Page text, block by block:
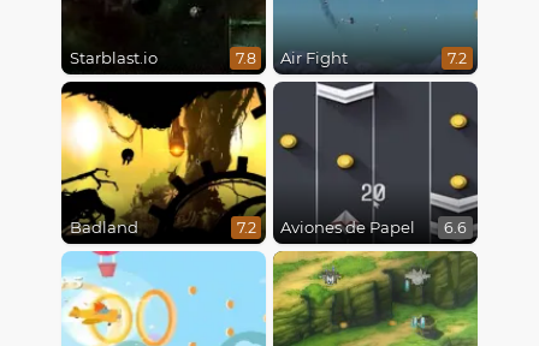
Starblast.io 7.8 Air Fight 7.2
Badland 7.2 Aviones de Papel 6.6